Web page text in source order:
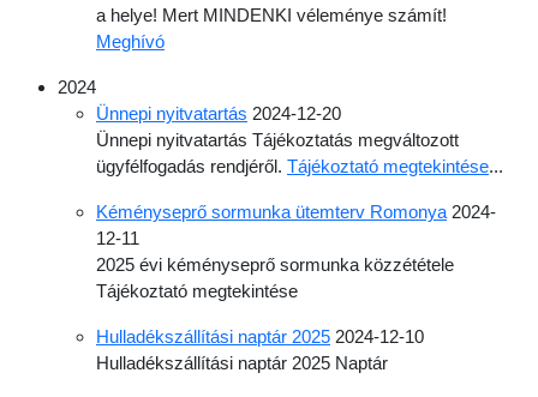
a helye! Mert MINDENKI véleménye számít!
Meghívó
2024
Ünnepi nyitvatartás 2024-12-20
Ünnepi nyitvatartás Tájékoztatás megváltozott
ügyfélfogadás rendjéről. Tájékoztató megtekintése...
Kéményseprő sormunka ütemterv Romonya 2024-
12-11
2025 évi kéményseprő sormunka közzététele
Tájékoztató megtekintése
Hulladékszállítási naptár 2025 2024-12-10
Hulladékszállítási naptár 2025 Naptár